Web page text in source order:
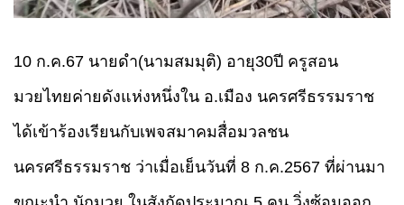
10 ก.ค.67 นายดำ(นามสมมุติ) อายุ30ปี ครูสอน
มวยไทยค่ายดังแห่งหนึ่งใน อ.เมือง นครศรีธรรมราช
ได้เข้าร้องเรียนกับเพจสมาคมสื่อมวลชน
นครศรีธรรมราช ว่าเมื่อเย็นวันที่ 8 ก.ค.2567 ที่ผ่านมา